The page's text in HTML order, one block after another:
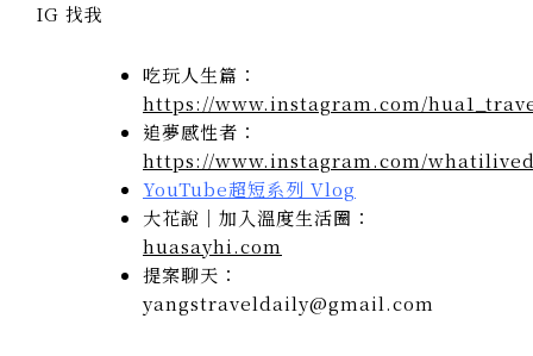
IG 找我
吃玩人生篇：
https://www.instagram.com/
追夢感性者：
https://www.instagram.com/
YouTube超短系列 Vlog
大花說｜加入溫度生活圈：
huasayhi.com
提案聊天：
yangstraveldaily@gmail.com